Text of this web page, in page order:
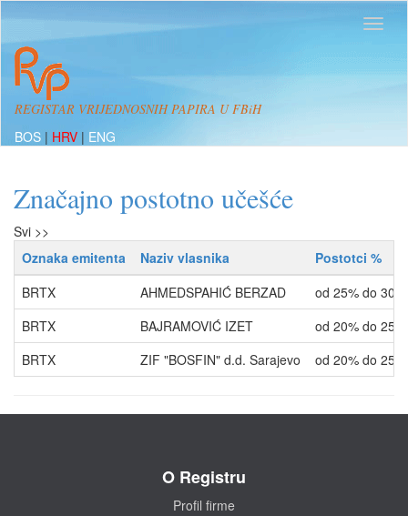
REGISTAR VRIJEDNOSNIH PAPIRA U FBiH
BOS | HRV | ENG
Značajno postotno učešće
Svi >>
Oznaka emitenta
Naziv vlasnika
Postotci %
BRTX
AHMEDSPAHIĆ BERZAD
od 25% do 30%
BRTX
BAJRAMOVIĆ IZET
od 20% do 25%
BRTX
ZIF "BOSFIN" d.d. Sarajevo od 20% do 25%
O Registru
Profil firme